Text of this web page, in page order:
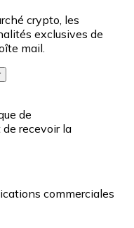
crypto, les
exclusives de
mail.
de
recevoir la
commerciales